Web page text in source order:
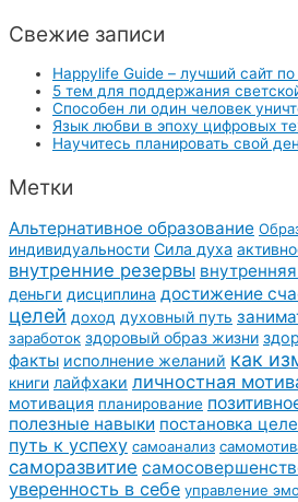
Свежие записи
Happylife Guide – лучший сайт
5 тем для поддержания
Способен ли один человек
Язык любви в эпоху цифровых
Научитесь планировать свой
Метки
Альтернативное образование
индивидуальности Сила духа
внутренние резервы
деньги дисциплина достижение
целей доход духовный путь
заработок здоровый образ жизни
факты исполнение желаний как
книги лайфхаки личностная
мотивация планирование
полезные навыки постановка
путь к успеху самоанализ
саморазвитие
уверенность в себе управление